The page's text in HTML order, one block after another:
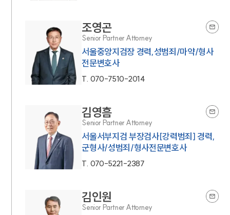
조영곤
Senior Partner Attorney
서울중앙지검장 경력,성범죄/마약/형사
전문변호사
T. 070-7510-2014
김영흠
Senior Partner Attorney
서울서부지검 부장검사[강력범죄] 경력,
군형사/성범죄/형사전문변호사
T. 070-5221-2387
김인원
Senior Partner Attorney